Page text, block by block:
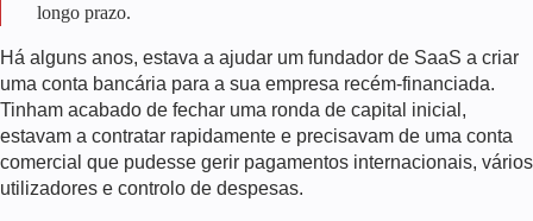
longo prazo.
Há alguns anos, estava a ajudar um fundador de SaaS a criar
uma conta bancária para a sua empresa recém-financiada.
Tinham acabado de fechar uma ronda de capital inicial,
estavam a contratar rapidamente e precisavam de uma conta
comercial que pudesse gerir pagamentos internacionais, vários
utilizadores e controlo de despesas.